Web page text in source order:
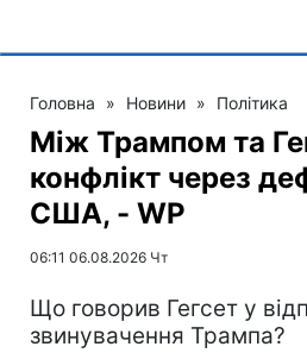
Головна » Новини » Політика
Між Трампом та
конфлікт через
США, - WP
06:11 06.08.2026 Чт
Що говорив Гегсет у
звинувачення Трампа?